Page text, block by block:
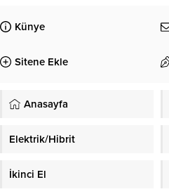
Künye
Sitene Ekle
Anasayfa
Elektrik/Hibrit
İkinci El